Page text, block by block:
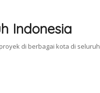
Indonesia
di berbagai kota di seluruh